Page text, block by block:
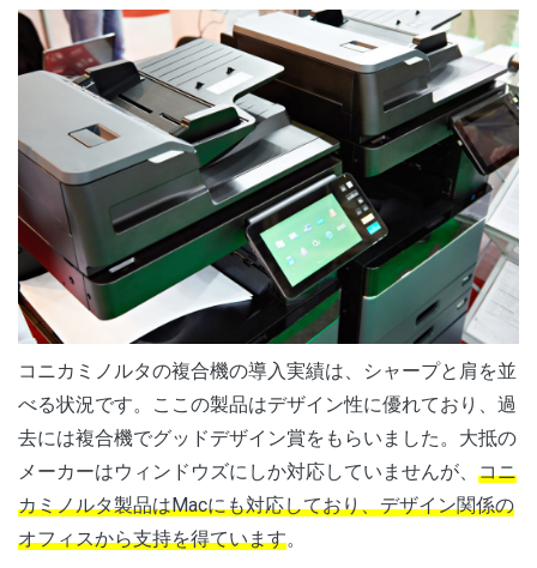
コニカミノルタの複合機の導入実績は、シャープと肩を並
べる状況です。ここの製品はデザイン性に優れており、過
去には複合機でグッドデザイン賞をもらいました。大抵の
メーカーはウィンドウズにしか対応していませんが、 コニ
カミノルタ製品はMacにも対応しており、デザイン関係の
オフィスから支持を得ています。